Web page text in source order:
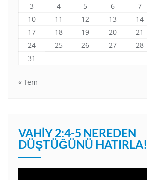
3 4 5 6 7
10
11 12 13 14
17
18 19 20 21
24
25 26 27 28
31
« Tem
VAHIY 2:4-5 NEREDEN
DÜŞTÜĞÜNÜ HATIRLA!